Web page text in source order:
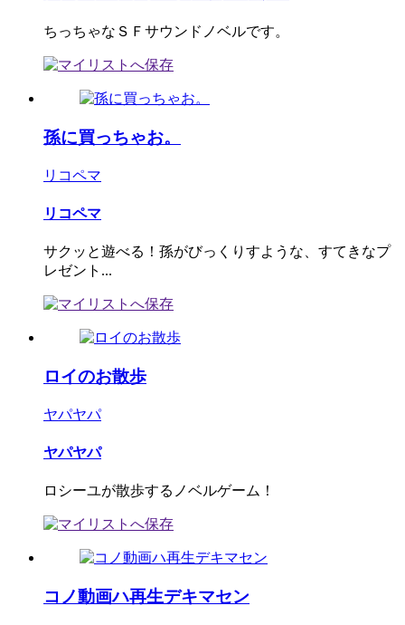
ちっちゃなＳＦサウンドノベルです。
孫に買っちゃお。
リコペマ
リコペマ
サクッと遊べる！孫がびっくりすような、すてきなプ
レゼント...
ロイのお散歩
ヤパヤパ
ヤパヤパ
ロシーユが散歩するノベルゲーム！
コノ動画ハ再生デキマセン